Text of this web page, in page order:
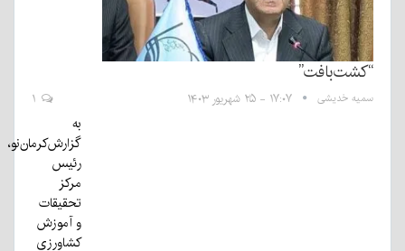
“کشت‌بافت”
سمیه خدیشی ۱۷:۰۷ - ۲۵ شهریور ۱۴۰۳
به
گزارش‌کرمان‌نو،
رئیس
مرکز
تحقیقات
و آموزش
کشاورزی